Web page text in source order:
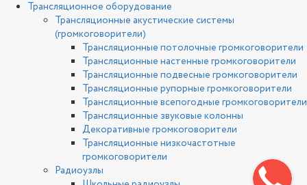
Трансляционное оборудование
Трансляционные акустические системы
(громкоговорители)
Трансляционные потолочные громкоговорители
Трансляционные настенные громкоговорители
Трансляционные подвесные громкоговорители
Трансляционные рупорные громкоговорители
Трансляционные всепогодные громкоговорители
Трансляционные звуковые колонны
Декоративные громкоговорители
Трансляционные низкочастотные
громкоговорители
Радиоузлы